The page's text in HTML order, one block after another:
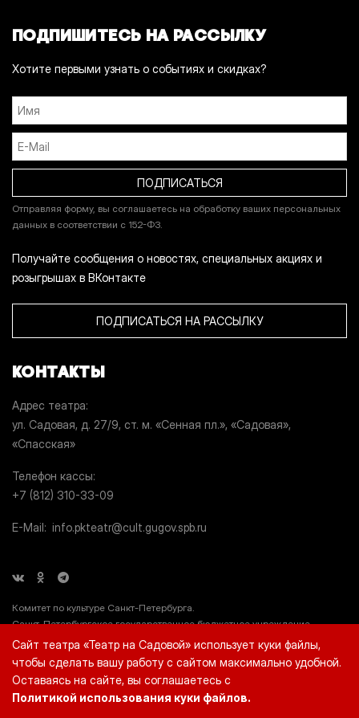
ПОДПИШИТЕСЬ НА РАССЫЛКУ
Хотите первыми узнать о событиях и скидках?
Отправляя форму, вы соглашаетесь на обработку ваших персональных
данных в соответствии с 152-ФЗ.
Получайте сообщения о новостях, специальных акциях и
розыгрышах в ВКонтакте
ПОДПИСАТЬСЯ НА РАССЫЛКУ
КОНТАКТЫ
Адрес театра
ул. Садовая, д. 27/9, ст. м. «Сенная пл.», «Садовая»,
«Спасская»
Телефон кассы
+7 (812) 310-33-09
E-Mail info.pkteatr@cult.gugov.spb.ru
Комитет по культуре Санкт-Петербурга.
Санкт-Петербургское государственное бюджетное учреждение
культуры «Театр на Садовой» (СПб ГБУК «Театр на Садовой»), ИНН
7812044660.
Сайт театра «Театр на Садовой» использует куки файлы,
чтобы сделать вашу работу с сайтом максимально удобной.
Оставаясь на сайте, вы соглашаетесь с
Политикой использования куки файлов.